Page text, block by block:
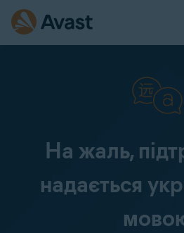
На жаль,
надається